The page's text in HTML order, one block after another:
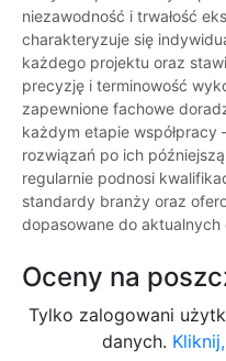
niezawodność i trwałość
charakteryzuje się
każdego projektu oraz
precyzję i terminowość
zapewnione fachowe
każdym etapie współpracy
rozwiązań po ich późniejszą
regularnie podnosi
standardy branży oraz
dopasowane do aktualnych
Oceny na
Tylko zalogowani
danych.